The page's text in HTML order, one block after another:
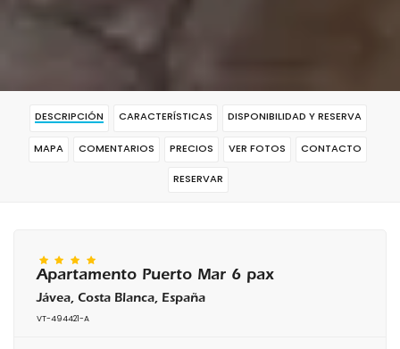
DESCRIPCIÓN CARACTERÍSTICAS DISPONIBILIDAD Y RESERVA
MAPA COMENTARIOS PRECIOS VER FOTOS CONTACTO
RESERVAR
Apartamento Puerto Mar 6 pax
Jávea, Costa Blanca, España
VT-494421-A